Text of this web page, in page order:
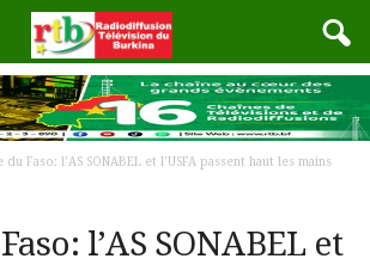
du Faso: l’AS SONABEL et l’USFA passent haut les mains
l’AS SONABEL et